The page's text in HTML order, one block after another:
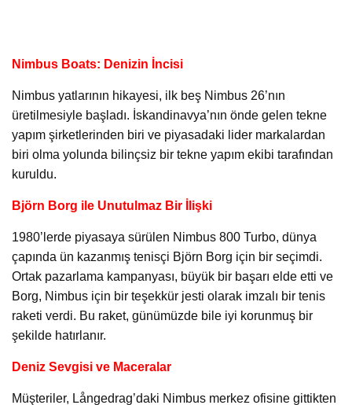
Nimbus Boats: Denizin İncisi
Nimbus yatlarının hikayesi, ilk beş Nimbus 26’nın
üretilmesiyle başladı. İskandinavya’nın önde gelen tekne
yapım şirketlerinden biri ve piyasadaki lider markalardan
biri olma yolunda bilinçsiz bir tekne yapım ekibi tarafından
kuruldu.
Björn Borg ile Unutulmaz Bir İlişki
1980’lerde piyasaya sürülen Nimbus 800 Turbo, dünya
çapında ün kazanmış tenisçi Björn Borg için bir seçimdi.
Ortak pazarlama kampanyası, büyük bir başarı elde etti ve
Borg, Nimbus için bir teşekkür jesti olarak imzalı bir tenis
raketi verdi. Bu raket, günümüzde bile iyi korunmuş bir
şekilde hatırlanır.
Deniz Sevgisi ve Maceralar
Müşteriler, Långedrag’daki Nimbus merkez ofisine gittikten